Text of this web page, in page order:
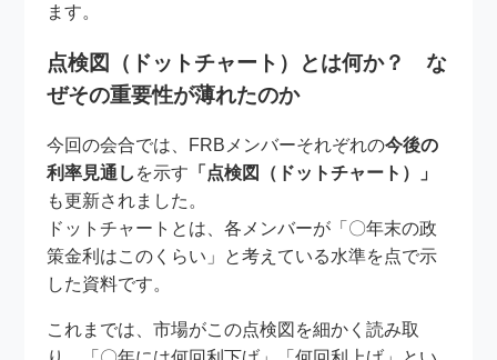
ます。
点検図（ドットチャート）とは何か？ な
ぜその重要性が薄れたのか
今回の会合では、FRBメンバーそれぞれの今後の
利率見通し を示す 「点検図（ドットチャート）」
も更新されました。
ドットチャートとは、各メンバーが「〇年末の政
策金利はこのくらい」と考えている水準を点で示
した資料です。
これまでは、市場がこの点検図を細かく読み取